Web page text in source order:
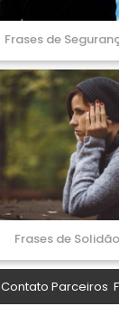
Frases de
Frases de Solidão
Contato Parceiros